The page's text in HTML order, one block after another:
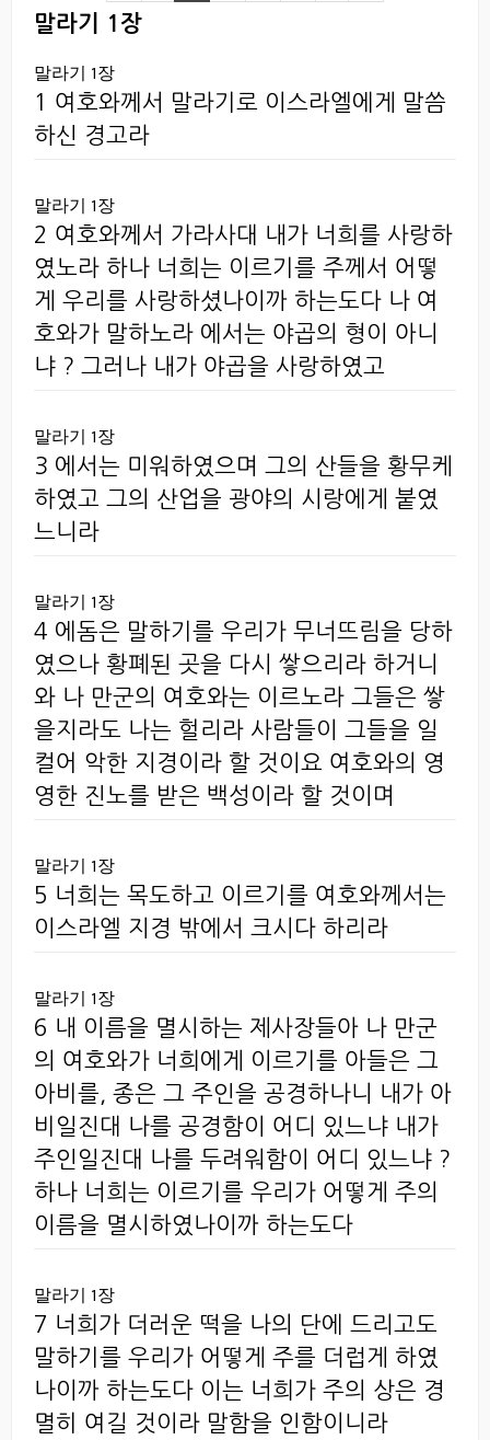
말라기 1장
말라기 1장
1 여호와께서 말라기로 이스라엘에게 말씀
하신 경고라
말라기 1장
2 여호와께서 가라사대 내가 너희를 사랑하
였노라 하나 너희는 이르기를 주께서 어떻
게 우리를 사랑하셨나이까 하는도다 나 여
호와가 말하노라 에서는 야곱의 형이 아니
냐 ? 그러나 내가 야곱을 사랑하였고
말라기 1장
3 에서는 미워하였으며 그의 산들을 황무케
하였고 그의 산업을 광야의 시랑에게 붙였
느니라
말라기 1장
4 에돔은 말하기를 우리가 무너뜨림을 당하
였으나 황폐된 곳을 다시 쌓으리라 하거니
와 나 만군의 여호와는 이르노라 그들은 쌓
을지라도 나는 헐리라 사람들이 그들을 일
컬어 악한 지경이라 할 것이요 여호와의 영
영한 진노를 받은 백성이라 할 것이며
말라기 1장
5 너희는 목도하고 이르기를 여호와께서는
이스라엘 지경 밖에서 크시다 하리라
말라기 1장
6 내 이름을 멸시하는 제사장들아 나 만군
의 여호와가 너희에게 이르기를 아들은 그
아비를, 종은 그 주인을 공경하나니 내가 아
비일진대 나를 공경함이 어디 있느냐 내가
주인일진대 나를 두려워함이 어디 있느냐 ?
하나 너희는 이르기를 우리가 어떻게 주의
이름을 멸시하였나이까 하는도다
말라기 1장
7 너희가 더러운 떡을 나의 단에 드리고도
말하기를 우리가 어떻게 주를 더럽게 하였
나이까 하는도다 이는 너희가 주의 상은 경
멸히 여길 것이라 말함을 인함이니라